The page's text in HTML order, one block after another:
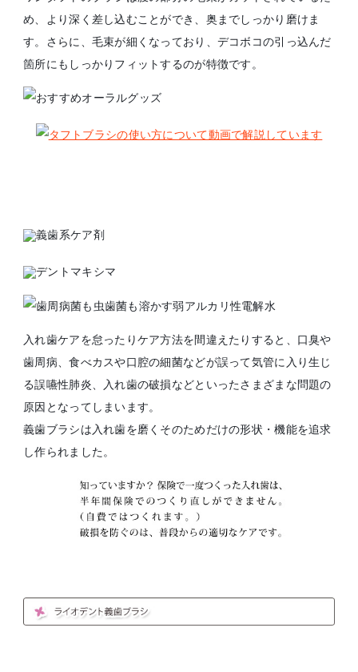
め、より深く差し込むことができ、奥までしっかり磨けま
す。さらに、毛束が細くなっており、デコボコの引っ込んだ
箇所にもしっかりフィットするのが特徴です。
入れ歯ケアを怠ったりケア方法を間違えたりすると、口臭や
歯周病、食べカスや口腔の細菌などが誤って気管に入り生じ
る誤嚥性肺炎、入れ歯の破損などといったさまざまな問題の
原因となってしまいます。
義歯ブラシは入れ歯を磨くそのためだけの形状・機能を追求
し作られました。